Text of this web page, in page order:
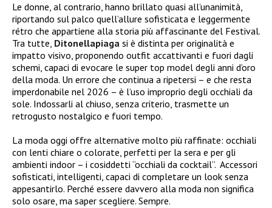
Le donne, al contrario, hanno brillato quasi all’unanimità,
riportando sul palco quell’allure sofisticata e leggermente
rétro che appartiene alla storia più affascinante del Festival.
Tra tutte, Ditonellapiaga si è distinta per originalità e
impatto visivo, proponendo outfit accattivanti e fuori dagli
schemi, capaci di evocare le super top model degli anni d’oro
della moda. Un errore che continua a ripetersi – e che resta
imperdonabile nel 2026 – è l’uso improprio degli occhiali da
sole. Indossarli al chiuso, senza criterio, trasmette un
retrogusto nostalgico e fuori tempo.
La moda oggi offre alternative molto più raffinate: occhiali
con lenti chiare o colorate, perfetti per la sera e per gli
ambienti indoor – i cosiddetti “occhiali da cocktail”. Accessori
sofisticati, intelligenti, capaci di completare un look senza
appesantirlo. Perché essere davvero alla moda non significa
solo osare, ma saper scegliere. Sempre.